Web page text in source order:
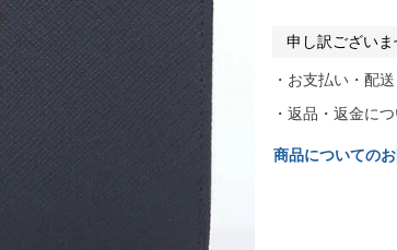
申し訳ございま
・お支払い・配
・返品・返金に
商品についての